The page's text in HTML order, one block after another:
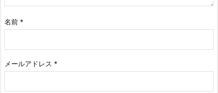
名前 *
メールアドレス *